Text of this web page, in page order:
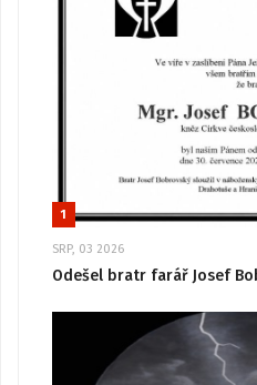
1
SRP, 03 2026
Odešel bratr farář Josef